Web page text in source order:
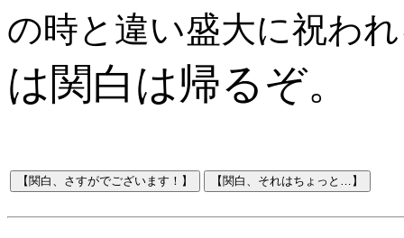
の時と違い盛大に祝わ
は関白は帰るぞ。